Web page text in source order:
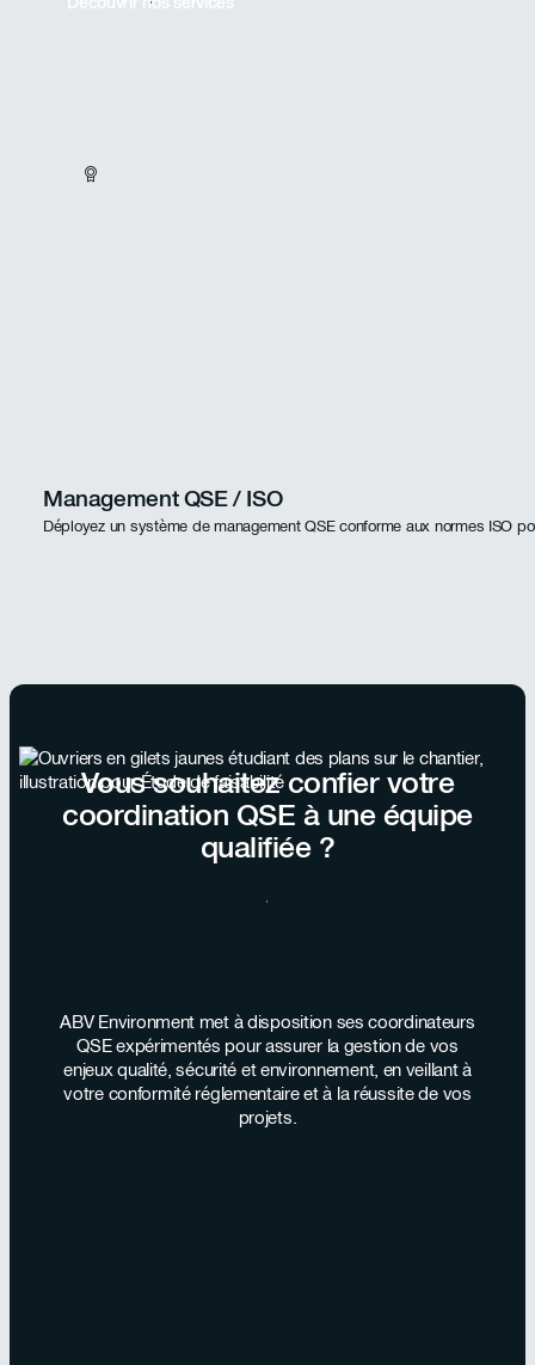
Management QSE / ISO
Déployez un système de management QSE conforme aux normes ISO
Vous souhaitez confier votre
coordination QSE à une équipe
qualifiée ?
Échanger avec nos équipes
ABV Environment met à disposition ses coordinateurs
QSE expérimentés pour assurer la gestion de vos
enjeux qualité, sécurité et environnement, en veillant à
votre conformité réglementaire et à la réussite de vos
projets.